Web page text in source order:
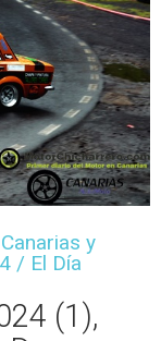
y
/ El Día
(1),